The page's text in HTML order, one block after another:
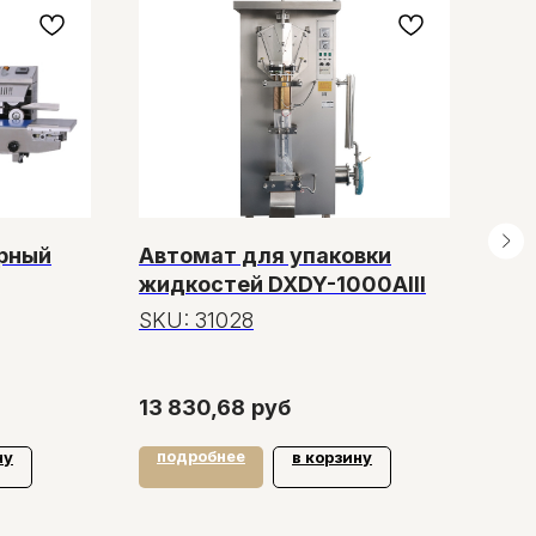
Автомат для упаковки
жидкостей DXDY-1000AIII
SKU: 31028
13 830,68 руб
подробнее в корзину
Оплата и доставка
Политика конфиденциальности